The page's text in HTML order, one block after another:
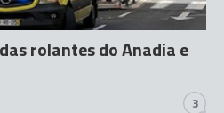
rolantes do Anadia e
3